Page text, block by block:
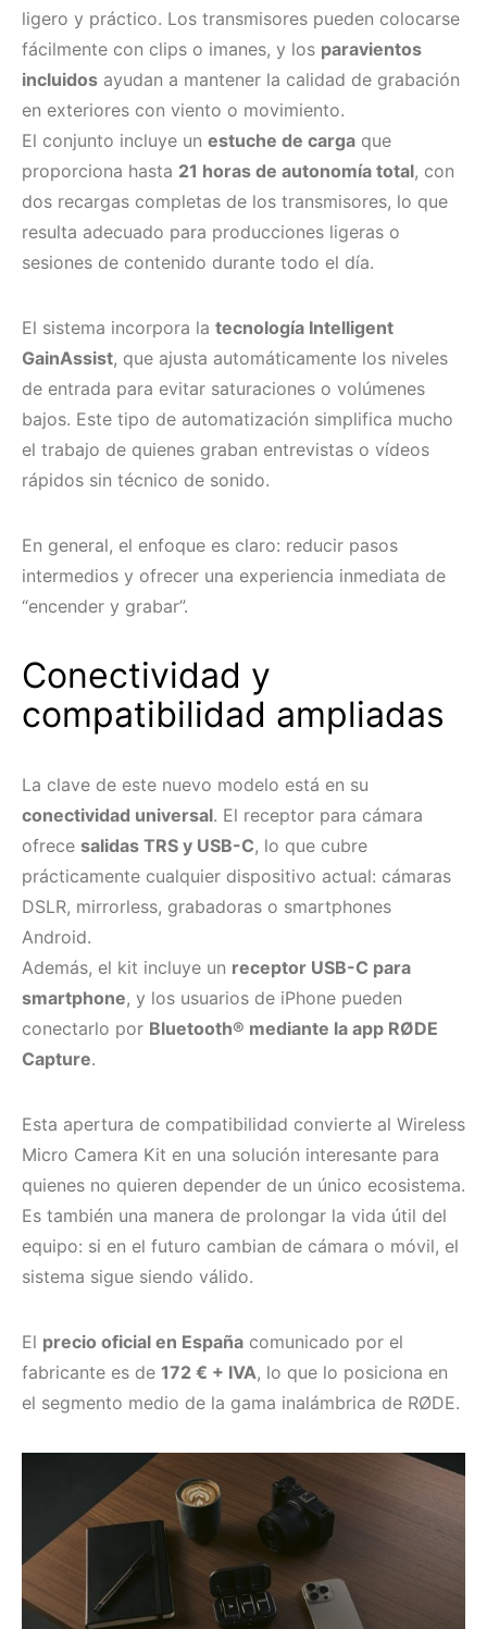
ligero y práctico. Los transmisores pueden colocarse
fácilmente con clips o imanes, y los paravientos
incluidos ayudan a mantener la calidad de grabación
en exteriores con viento o movimiento.
El conjunto incluye un estuche de carga que
proporciona hasta 21 horas de autonomía total, con
dos recargas completas de los transmisores, lo que
resulta adecuado para producciones ligeras o
sesiones de contenido durante todo el día.
El sistema incorpora la tecnología Intelligent
GainAssist, que ajusta automáticamente los niveles
de entrada para evitar saturaciones o volúmenes
bajos. Este tipo de automatización simplifica mucho
el trabajo de quienes graban entrevistas o vídeos
rápidos sin técnico de sonido.
En general, el enfoque es claro: reducir pasos
intermedios y ofrecer una experiencia inmediata de
“encender y grabar”.
Conectividad y
compatibilidad ampliadas
La clave de este nuevo modelo está en su
conectividad universal. El receptor para cámara
ofrece salidas TRS y USB-C, lo que cubre
prácticamente cualquier dispositivo actual: cámaras
DSLR, mirrorless, grabadoras o smartphones
Android.
Además, el kit incluye un receptor USB-C para
smartphone, y los usuarios de iPhone pueden
conectarlo por Bluetooth® mediante la app RØDE
Capture.
Esta apertura de compatibilidad convierte al Wireless
Micro Camera Kit en una solución interesante para
quienes no quieren depender de un único ecosistema.
Es también una manera de prolongar la vida útil del
equipo: si en el futuro cambian de cámara o móvil, el
sistema sigue siendo válido.
El precio oficial en España comunicado por el
fabricante es de 172 € + IVA, lo que lo posiciona en
el segmento medio de la gama inalámbrica de RØDE.